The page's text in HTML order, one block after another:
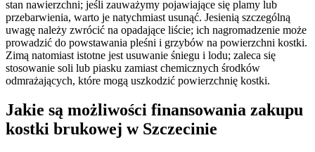
stan nawierzchni; jeśli zauważymy pojawiające się plamy lub
przebarwienia, warto je natychmiast usunąć. Jesienią szczególną
uwagę należy zwrócić na opadające liście; ich nagromadzenie może
prowadzić do powstawania pleśni i grzybów na powierzchni kostki.
Zimą natomiast istotne jest usuwanie śniegu i lodu; zaleca się
stosowanie soli lub piasku zamiast chemicznych środków
odmrażających, które mogą uszkodzić powierzchnię kostki.
Jakie są możliwości finansowania zakupu
kostki brukowej w Szczecinie